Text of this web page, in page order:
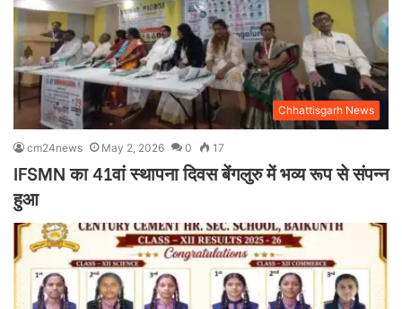
Chhattisgarh News
cm24news May 2, 2026 0 17
IFSMN का 41वां स्थापना दिवस बेंगलुरु में भव्य रूप से संपन्न
हुआ